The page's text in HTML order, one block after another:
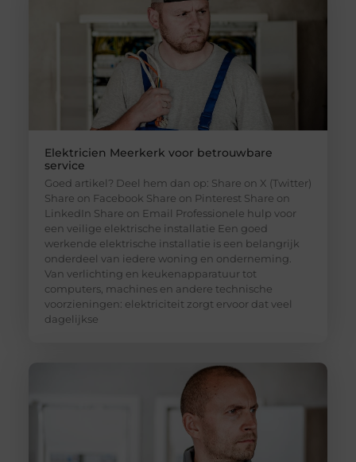
Elektricien Meerkerk voor betrouwbare
service
Goed artikel? Deel hem dan op: Share on X (Twitter)
Share on Facebook Share on Pinterest Share on
LinkedIn Share on Email Professionele hulp voor
een veilige elektrische installatie Een goed
werkende elektrische installatie is een belangrijk
onderdeel van iedere woning en onderneming.
Van verlichting en keukenapparatuur tot
computers, machines en andere technische
voorzieningen: elektriciteit zorgt ervoor dat veel
dagelijkse